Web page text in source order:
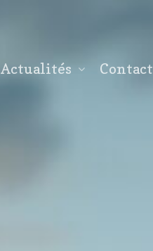
Actualités Contact